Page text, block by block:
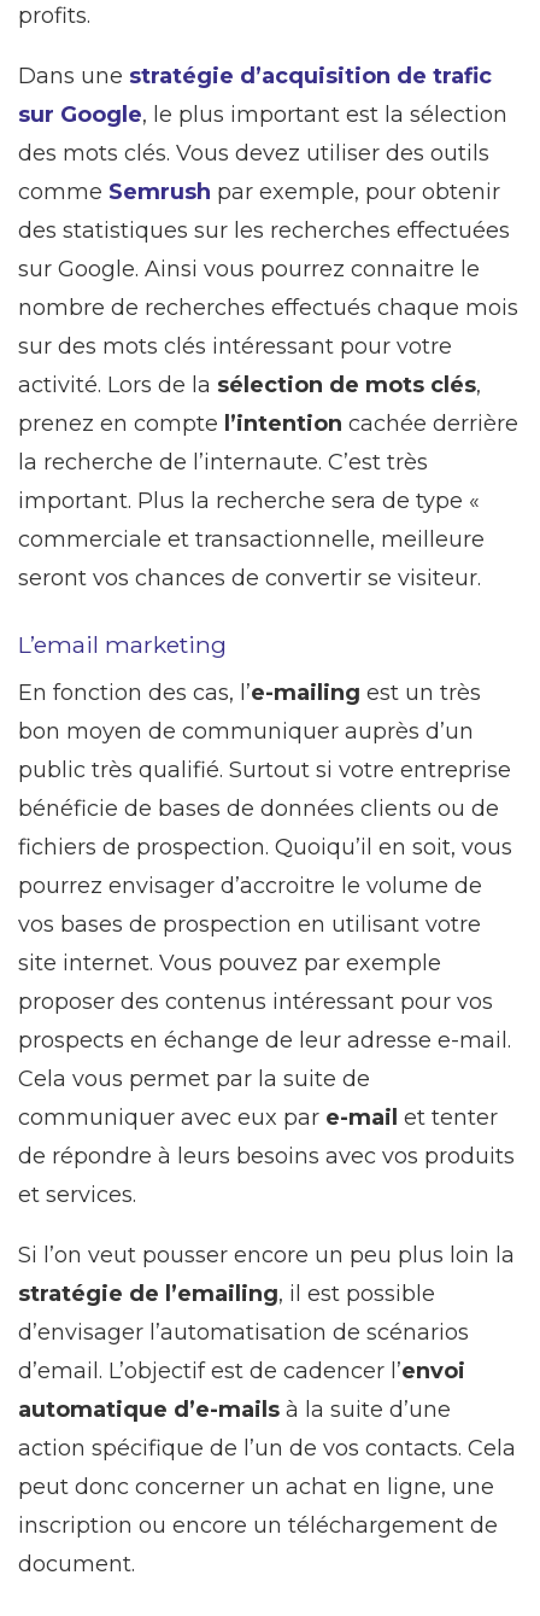
profits.
Dans une stratégie d’acquisition de trafic
sur Google, le plus important est la sélection
des mots clés. Vous devez utiliser des outils
comme Semrush par exemple, pour obtenir
des statistiques sur les recherches effectuées
sur Google. Ainsi vous pourrez connaitre le
nombre de recherches effectués chaque mois
sur des mots clés intéressant pour votre
activité. Lors de la sélection de mots clés,
prenez en compte l’intention cachée derrière
la recherche de l’internaute. C’est très
important. Plus la recherche sera de type «
commerciale et transactionnelle, meilleure
seront vos chances de convertir se visiteur.
L’email marketing
En fonction des cas, l’e-mailing est un très
bon moyen de communiquer auprès d’un
public très qualifié. Surtout si votre entreprise
bénéficie de bases de données clients ou de
fichiers de prospection. Quoiqu’il en soit, vous
pourrez envisager d’accroitre le volume de
vos bases de prospection en utilisant votre
site internet. Vous pouvez par exemple
proposer des contenus intéressant pour vos
prospects en échange de leur adresse e-mail.
Cela vous permet par la suite de
communiquer avec eux par e-mail et tenter
de répondre à leurs besoins avec vos produits
et services.
Si l’on veut pousser encore un peu plus loin la
stratégie de l’emailing, il est possible
d’envisager l’automatisation de scénarios
d’email. L’objectif est de cadencer l’envoi
automatique d’e-mails à la suite d’une
action spécifique de l’un de vos contacts. Cela
peut donc concerner un achat en ligne, une
inscription ou encore un téléchargement de
document.